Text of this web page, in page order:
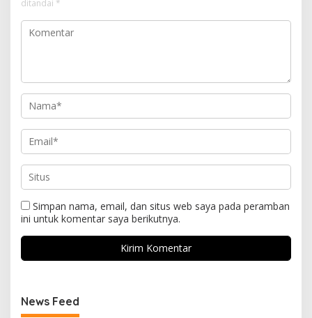
ditandai *
Simpan nama, email, dan situs web saya pada peramban
ini untuk komentar saya berikutnya.
News Feed